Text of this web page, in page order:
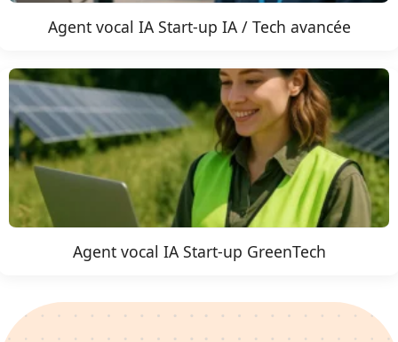
Agent vocal IA Start-up IA / Tech avancée
Agent vocal IA Start-up GreenTech